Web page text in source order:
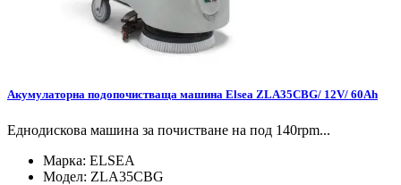
Акумулаторна подопочистваща машина Elsea ZLA35CBG/ 12V/ 60Ah
Еднодискова машина за почистване на под 140rpm...
Марка: ELSEA
Модел: ZLA35CBG